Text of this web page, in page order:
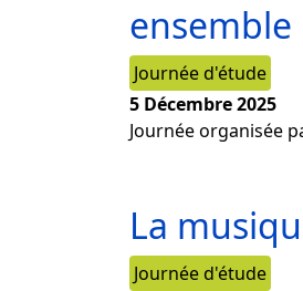
ensemble
Journée d'étude
5 Décembre 2025
Journée organisée
La
Journée d'étude